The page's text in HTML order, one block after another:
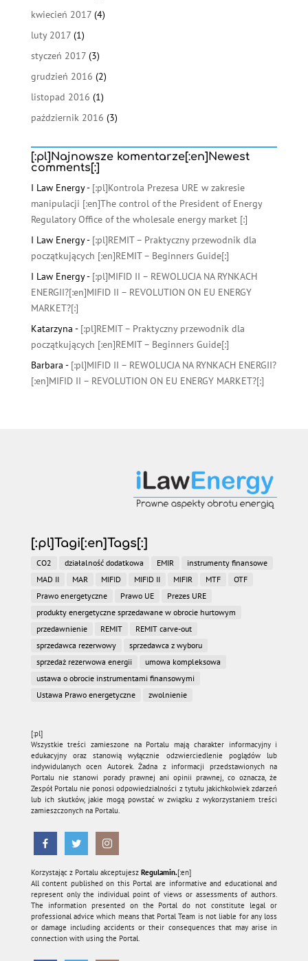
kwiecień 2017(4)
luty 2017(1)
styczeń 2017(3)
grudzień 2016 (2)
listopad 2016 (1)
październik 2016 (3)
[:pl]Najnowsze komentarze[:en]Newest
comments[:]
I Law Energy- [:pl]Kontrola Prezesa URE w zakresie
manipulacji [:en]The control of the President of Energy
Regulatory Office of the wholesale energy market [:]
I Law Energy- [:pl]REMIT – Praktyczny przewodnik dla
początkujących [:en]REMIT – Beginners Guide[:]
I Law Energy- [:pl]MIFID II – REWOLUCJA NA RYNKACH
ENERGII?[:en]MIFID II – REVOLUTION ON EU ENERGY
MARKET?[:]
Katarzyna - [:pl]REMIT – Praktyczny przewodnik dla
początkujących [:en]REMIT – Beginners Guide[:]
Barbara - [:pl]MIFID II – REWOLUCJA NA RYNKACH ENERGII?
[:en]MIFID II – REVOLUTION ON EU ENERGY MARKET?[:]
[:pl]Tagi[:en]Tags[:]
CO2 działalność dodatkowa EMIR
instrumenty finansowe
MAD II
MAR MIFID MIFID II MIFIR MTF
OTF
Prawo energetyczne
Prawo UE
Prezes URE
produkty energetyczne sprzedawane w obrocie hurtowym
przedawnienie
REMIT
REMIT carve-out
sprzedawca rezerwowy
sprzedawca z wyboru
sprzedaż rezerwowa energii
umowa kompleksowa
ustawa o obrocie instrumentami finansowymi
Ustawa Prawo energetyczne
zwolnienie
[:pl]
Wszystkie treści zamieszone na Portalu mają charakter informacyjny i
edukacyjny oraz stanowią wyłącznie odzwierciedlenie poglądów lub
indywidulanych ocen Autorek. Żadna z informacji przedstawionych na
Portalu nie stanowi porady prawnej ani opinii prawnej, co oznacza, że
Zespół Portalu nie ponosi odpowiedzialności z tytułu jakichkolwiek zdarzeń
lub ich skutków, jakie mogą powstać w związku z wykorzystaniem treści
zamieszczonych na Portalu.
Korzystając z Portalu akceptujesz Regulamin.[:en]
All content published on this Portal are informative and educational and
represent only the individual point of views or assessments of authors.
The information presented on the Portal do not constitute legal or
professional advice which means that Portal Team is not liable for any loss
or damage including accidents or their consequences that may arise in
connection with using the Portal.